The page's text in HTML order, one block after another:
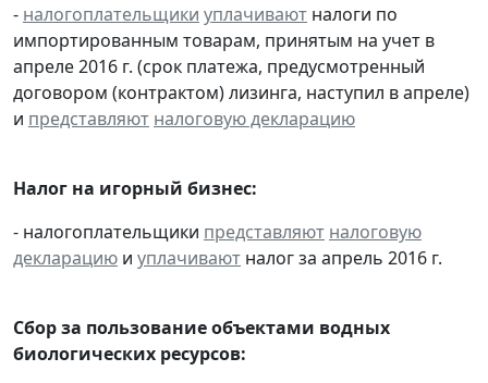
- налогоплательщики уплачивают налоги по
импортированным товарам, принятым на учет в
апреле 2016 г. (срок платежа, предусмотренный
договором (контрактом) лизинга, наступил в апреле)
и представляют налоговую декларацию
Налог на игорный бизнес:
- налогоплательщики представляют налоговую
декларацию и уплачивают налог за апрель 2016 г.
Сбор за пользование объектами водных
биологических ресурсов: